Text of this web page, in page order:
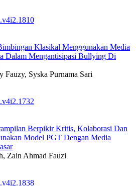
Klasikal Menggunakan Media
Dalam Mengantisipasi Bullying Di
Fauzy, Syska Purnama Sari
Berpikir Kritis, Kolaborasi Dan
Model PGT Dengan Media
Zain Ahmad Fauzi